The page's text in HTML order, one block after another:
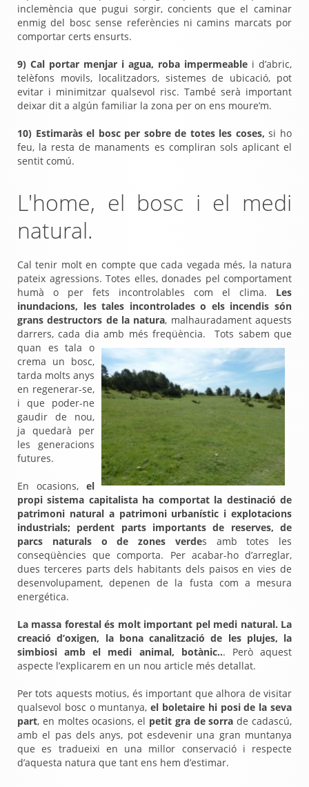
inclemència que pugui sorgir, concients que el caminar
enmig del bosc sense referències ni camins marcats por
comportar certs ensurts.
9) Cal portar menjar i agua, roba impermeable i d’abric,
telèfons movils, localitzadors, sistemes de ubicació, pot
evitar i minimitzar qualsevol risc. També serà important
deixar dit a algún familiar la zona per on ens moure’m.
10) Estimaràs el bosc per sobre de totes les coses, si ho
feu, la resta de manaments es compliran sols aplicant el
sentit comú.
L'home, el bosc i el medi
natural.
Cal tenir molt en compte que cada vegada més, la natura
pateix agressions. Totes elles, donades pel comportament
humà o per fets incontrolables com el clima. Les
inundacions, les tales incontrolades o els incendis són
grans destructors de la natura, malhauradament aquests
darrers, cada dia amb més freqüència.Tots sabem que
quan es tala o
crema un bosc,
tarda molts anys
en regenerar-se,
i que poder-ne
gaudir de nou,
ja quedarà per
les generacions
futures.
En ocasions, el
propi sistema capitalista ha comportat la destinació de
patrimoni natural a patrimoni urbanístic i explotacions
industrials; perdent parts importants de reserves, de
parcs naturals o de zones verdes amb totes les
conseqüències que comporta. Per acabar-ho d’arreglar,
dues terceres parts dels habitants dels paisos en vies de
desenvolupament, depenen de la fusta com a mesura
energética.
La massa forestal és molt important pel medi natural. La
creació d’oxigen, la bona canalització de les plujes, la
simbiosi amb el medi animal, botànic... Però aquest
aspecte l’explicarem en un nou article més detallat.
Per tots aquests motius, és important que alhora de visitar
qualsevol bosc o muntanya,el boletaire hi posi de la seva
part, en moltes ocasions, el petit gra de sorra de cadascú,
amb el pas dels anys, pot esdevenir una gran muntanya
que es tradueixi en una millor conservació i respecte
d’aquesta natura que tant ens hem d’estimar.